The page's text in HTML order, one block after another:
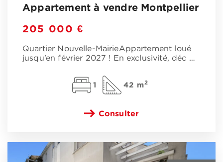
Appartement à vendre Montpellier
205 000 €
Quartier Nouvelle-MairieAppartement loué
jusqu’en février 2027 ! En exclusivité, déc …
1 42 m2
Consulter